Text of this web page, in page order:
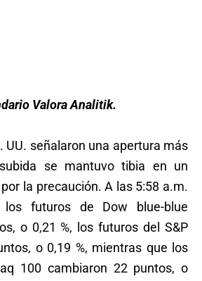
Valora Analitik.
UU. señalaron una apertura más
se mantuvo tibia en un
la precaución. A las 5:58 a.m.
los futuros de Dow blue-blue
o 0,21 %, los futuros del S&P
o 0,19 %, mientras que los
100 cambiaron 22 puntos, o